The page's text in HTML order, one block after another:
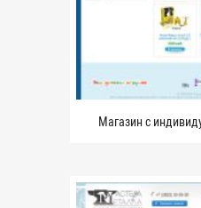
Магазин с